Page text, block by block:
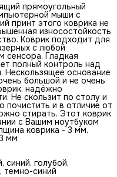
прямоугольный
мыши с
принт этого коврика не
износостойкость
Коврик подходит для
с любой
сенсора. Гладкая
полный контроль над
основание
большой и не очень
надёжно
Не скользит по столу и
почистить и в отличие от
стирать. Этот коврик
с Вашим ноутбуком
коврика - 3 мм.
мм
синий, голубой,
темно-синий